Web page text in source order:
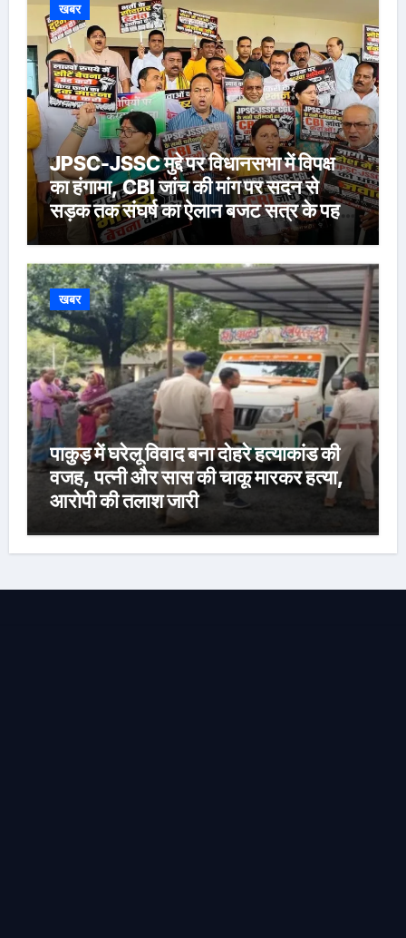
खबर
JPSC-JSSC मुद्दे पर विधानसभा में विपक्ष
का हंगामा, CBI जांच की मांग पर सदन से
सड़क तक संघर्ष का ऐलान बजट सत्र के पहले
दिन BJP-आजसू और LJP विधायकों का
प्रदर्शन, श्रद्धांजलि के बाद सदन की कार्यवाही
शुक्रवार तक स्थगित
खबर
पाकुड़ में घरेलू विवाद बना दोहरे हत्याकांड की
वजह, पत्नी और सास की चाकू मारकर हत्या,
आरोपी की तलाश जारी